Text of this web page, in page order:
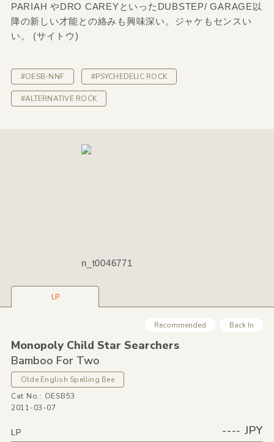
PARIAH やDRO CAREYといったDUBSTEP/ GARAGE以
降の新しい才能との絡みも興味深い。ジャケもセンスい
い。 (サイトウ)
#OESB-NNF #PSYCHEDELIC ROCK
#ALTERNATIVE ROCK
n_t0046771
LP
Recommended Back In
Monopoly Child Star Searchers
Bamboo For Two
Olde English Spelling Bee
Cat No.: OESB53
2011-03-07
LP ---- JPY